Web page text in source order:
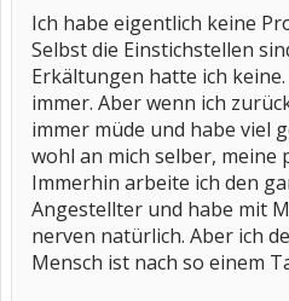
unter der Verabreichung anderer
Entwicklung eines --->
beobachtet wurde, traten diese
Studien unter einer Therapie mit
Patienten entwickelten Antikörper
die Wirkung der Substanz nicht
sprechen dafür, daß sich die
Antikörpern durch eine
---> Methotrexat (z.B. Lantarel)
Sei froh,dass es hilft,sei wachsam
des Körpers,dann wirds schon so
Ich habe eigentlich keine
Selbst die Einstichstellen
Erkältungen hatte ich
immer. Aber wenn ich
immer müde und habe viel
wohl an mich selber, meine
Immerhin arbeite ich den
Angestellter und habe mit
nerven natürlich. Aber ich
Mensch ist nach so einem